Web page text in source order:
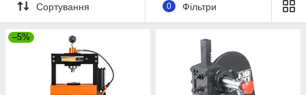
Сортування 0 Фільтри
–5%